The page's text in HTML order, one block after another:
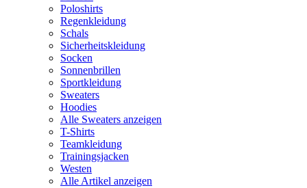
Poloshirts
Regenkleidung
Schals
Sicherheitskleidung
Socken
Sonnenbrillen
Sportkleidung
Sweaters
Hoodies
Alle Sweaters anzeigen
T-Shirts
Teamkleidung
Trainingsjacken
Westen
Alle Artikel anzeigen